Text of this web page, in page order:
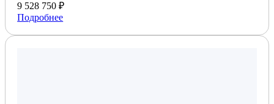
9 528 750 ₽
Подробнее